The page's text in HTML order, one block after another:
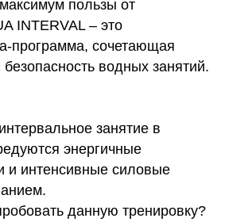
пользы от
INTERVAL – это
программа, сочетающая
водных занятий.
занятие в
энергичные
и интенсивные силовые
данную тренировку?